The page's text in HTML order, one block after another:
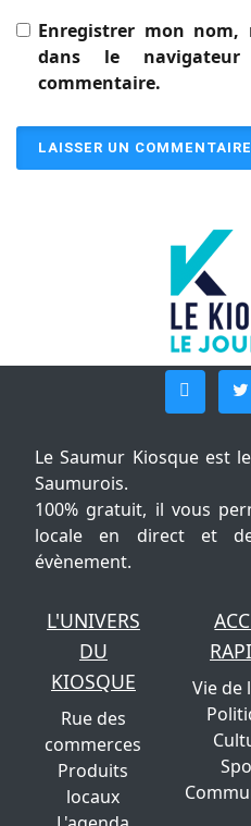
Enregistrer mon
dans le
commentaire.
Le Saumur Kiosque est
Saumurois.
100% gratuit, il vous
locale en direct et
évènement.
L'UNIVERS
DU
KIOSQUE
Rue des
commerces
Produits
locaux
Vie de